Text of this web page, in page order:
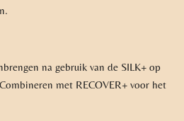
na gebruik van de SILK+ op
Combineren met RECOVER+ voor het